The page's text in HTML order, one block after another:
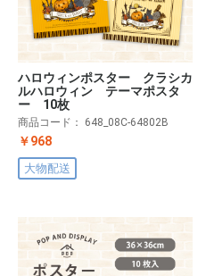
ハロウィンポスター クラシカ
ルハロウィン テーマポスタ
ー 10枚
商品コード： 648_08C-64802B
￥968
大物配送